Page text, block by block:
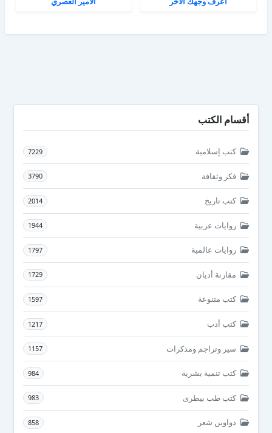
أقسام الكتب
كتب إسلامية 7229
فكر وثقافة 3790
كتب تاريخ 2014
روايات عربية 1944
روايات عالمية 1797
مقارنة أديان 1729
كتب متنوعة 1597
كتب أدب 1217
سير وتراجم ومذكرات 1157
كتب تنمية بشرية 984
كتب طب بيطرى 983
دواوين شعر 858